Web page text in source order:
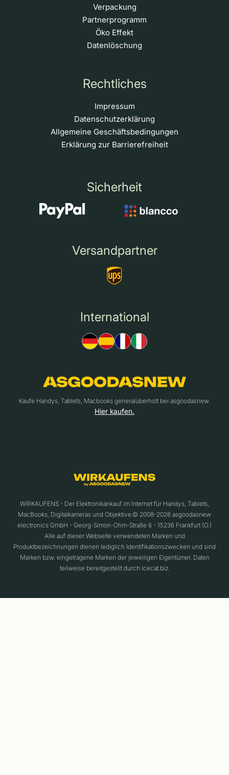
Verpackung
Partnerprogramm
Öko Effekt
Datenlöschung
Rechtliches
Impressum
Datenschutzerklärung
Allgemeine Geschäftsbedingungen
Erklärung zur Barrierefreiheit
Sicherheit
Versandpartner
International
Kaufe Handys, Tablets, Macbooks generalüberholt bei asgoodasnew.
Hier kaufen.
WIRKAUFENS - Der Elektronikankauf im Internet für Handys, Tablets,
MacBooks, Digitalkameras und Objektive.© 2008-2026 asgoodasnew
electronics GmbH - Georg-Simon-Ohm-Straße 6 - 15236 Frankfurt (O.)
Alle auf dieser Webseite verwendeten Marken und
Produktbezeichnungen dienen lediglich Identifikationszwecken und sind
Marken bzw. eingetragene Marken der jeweiligen Eigentümer. Daten
teilweise bereitgestellt durch Icecat.biz.